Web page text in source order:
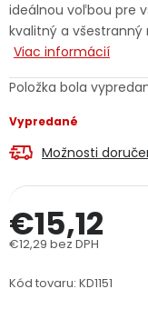
Doprava a platba
Kontakty
Obchodné
ideálnou voľbou pre
kvalitný a
Viac informácií
Položka bola
Vypredané
Možnosti
€15,12
€12,29 bez DPH
Kód tovaru: KD1151